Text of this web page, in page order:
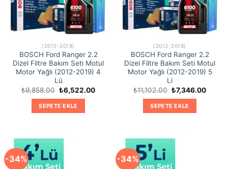
(2012-2018)
BOSCH Ford Ranger 2.2
Dizel Filtre Bakım Seti Motul
Motor Yağlı (2012-2019) 4
Lü
₺9,858.00 Orijinal
fiyat:
₺9,858.00.
₺6,522.00Şu
SEPETE EKLE
(2012-2018)
BOSCH Ford Ranger 2.2
Dizel Filtre Bakım Seti Motul
Motor Yağlı (2012-2019) 5
Li
₺11,102.00 Orijinal
fiyat:
₺11,102.00.
₺7,346.00Şu
SEPETE EKLE
-34% -34%